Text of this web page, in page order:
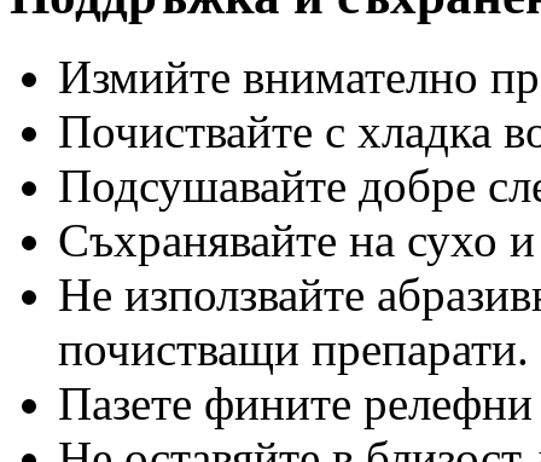
Измийте внимателно
Почиствайте с хладка
Подсушавайте добре
Съхранявайте на сухо
Не използвайте
почистващи препарати.
Пазете фините